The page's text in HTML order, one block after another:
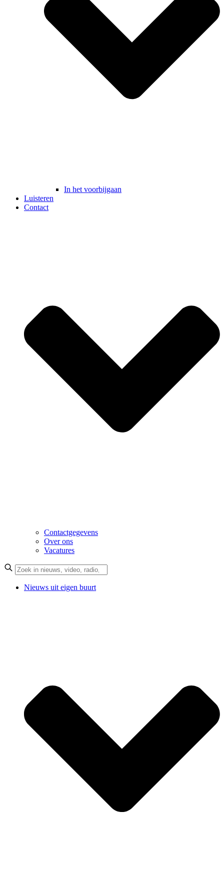
In het voorbijgaan
Luisteren
Contact
Contactgegevens
Over ons
Vacatures
Nieuws uit eigen buurt